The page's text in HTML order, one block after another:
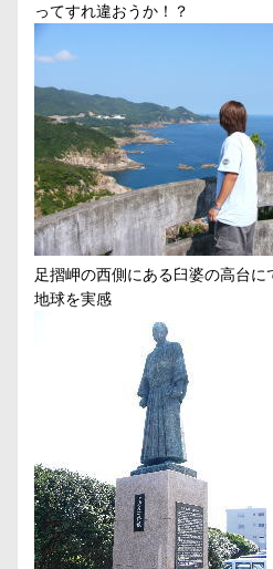
ってすれ違おうか！？
足摺岬の西側にある臼婆の高台に
地球を実感